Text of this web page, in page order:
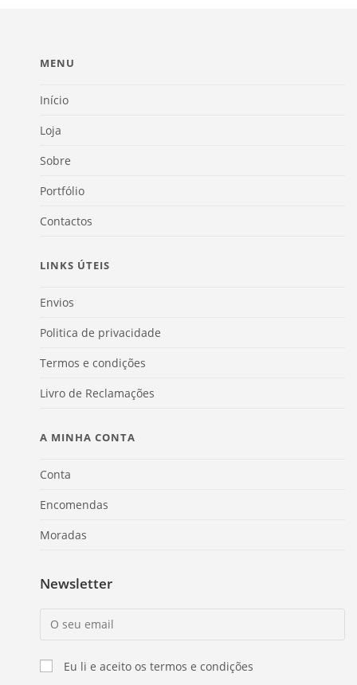
MENU
Início
Loja
Sobre
Portfólio
Contactos
LINKS ÚTEIS
Envios
Politica de privacidade
Termos e condições
Livro de Reclamações
A MINHA CONTA
Conta
Encomendas
Moradas
Newsletter
Eu li e aceito os termos e condições